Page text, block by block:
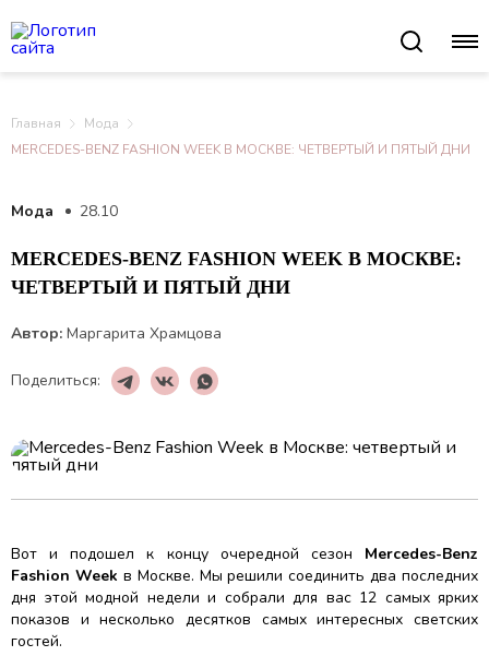
Главная
Мода
MERCEDES-BENZ FASHION WEEK В МОСКВЕ: ЧЕТВЕРТЫЙ И ПЯТЫЙ ДНИ
Мода 28.10
MERCEDES-BENZ FASHION WEEK В МОСКВЕ:
ЧЕТВЕРТЫЙ И ПЯТЫЙ ДНИ
Автор: Маргарита Храмцова
Поделиться:
Вот и подошел к концу очередной сезон Mercedes-Benz
Fashion Week в Москве. Мы решили соединить два последних
дня этой модной недели и собрали для вас 12 самых ярких
показов и несколько десятков самых интересных светских
гостей.